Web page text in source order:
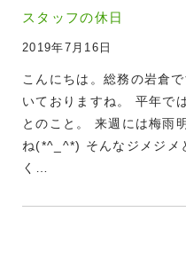
スタッフの休日
2019年7月16日
こんにちは。総務の岩倉
いておりますね。 平年で
とのこと。 来週には梅雨
ね(*^_^*) そんなジメジメ
く…